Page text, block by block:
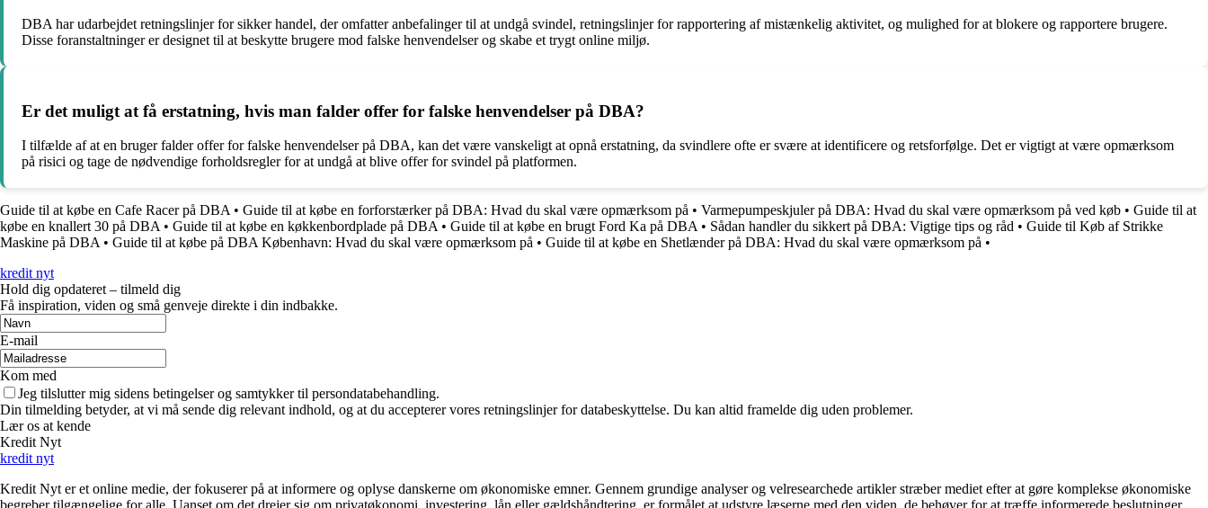
DBA har udarbejdet retningslinjer for sikker handel, der omfatter anbefalinger til at undgå svindel, retningslinjer for rapportering af mistænkelig aktivitet, og mulighed for at blokere og rapportere brugere.
Disse foranstaltninger er designet til at beskytte brugere mod falske henvendelser og skabe et trygt online miljø.
Er det muligt at få erstatning, hvis man falder offer for falske henvendelser på DBA?
I tilfælde af at en bruger falder offer for falske henvendelser på DBA, kan det være vanskeligt at opnå erstatning, da svindlere ofte er svære at identificere og retsforfølge. Det er vigtigt at være opmærksom
på risici og tage de nødvendige forholdsregler for at undgå at blive offer for svindel på platformen.
Guide til at købe en Cafe Racer på DBA • Guide til at købe en forforstærker på DBA: Hvad du skal være opmærksom på • Varmepumpeskjuler på DBA: Hvad du skal være opmærksom på ved køb • Guide til at
købe en knallert 30 på DBA • Guide til at købe en køkkenbordplade på DBA • Guide til at købe en brugt Ford Ka på DBA • Sådan handler du sikkert på DBA: Vigtige tips og råd • Guide til Køb af Strikke
Maskine på DBA • Guide til at købe på DBA København: Hvad du skal være opmærksom på • Guide til at købe en Shetlænder på DBA: Hvad du skal være opmærksom på •
kredit nyt
Hold dig opdateret – tilmeld dig
Få inspiration, viden og små genveje direkte i din indbakke.
E-mail
Kom med
Jeg tilslutter mig sidens betingelser og samtykker til persondatabehandling.
Din tilmelding betyder, at vi må sende dig relevant indhold, og at du accepterer vores retningslinjer for databeskyttelse. Du kan altid framelde dig uden problemer.
Lær os at kende
Kredit Nyt
kredit nyt
Kredit Nyt er et online medie, der fokuserer på at informere og oplyse danskerne om økonomiske emner. Gennem grundige analyser og velresearchede artikler stræber mediet efter at gøre komplekse økonomiske